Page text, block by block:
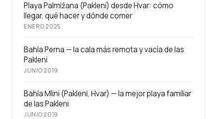
Playa Palmižana (Pakleni) desde Hvar: cómo
llegar, qué hacer y dónde comer
ENERO 2025
Bahía Perna — la cala más remota y vacía de las
Pakleni
JUNIO 2019
Bahía Mlini (Pakleni, Hvar) — la mejor playa familiar
de las Pakleni
JUNIO 2019